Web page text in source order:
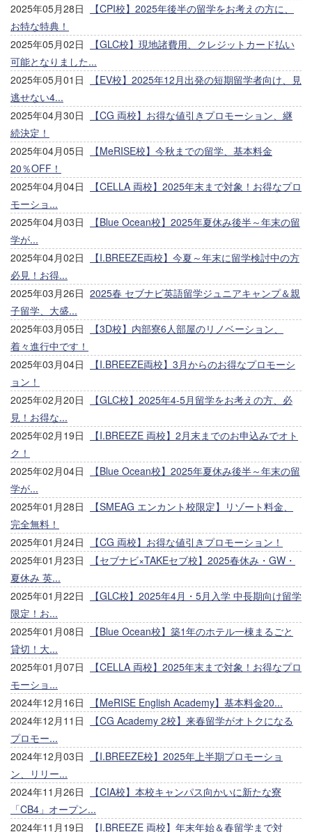
2025年05月28日
【CPI校】2025年後半の留学をお考えの方に、
お特な特典！
2025年05月02日
【GLC校】現地諸費用、クレジットカード払い
可能となりました...
2025年05月01日
【EV校】2025年12月出発の短期留学者向け、見
逃せない4...
2025年04月30日
【CG 両校】お得な値引きプロモーション、継
続決定！
2025年04月05日
【MeRISE校】今秋までの留学、基本料金
20％OFF！
2025年04月04日
【CELLA 両校】2025年末まで対象！お得なプロ
モーショ...
2025年04月03日
【Blue Ocean校】2025年夏休み後半～年末の留
学が...
2025年04月02日
【I.BREEZE両校】今夏～年末に留学検討中の方
必見！お得...
2025年03月26日 2025春 セブナビ英語留学ジュニアキャンプ＆親
子留学、大盛...
2025年03月05日
【3D校】内部寮6人部屋のリノベーション、
着々進行中です！
2025年03月04日
【I.BREEZE両校】3月からのお得なプロモーシ
ョン！
2025年02月20日
【GLC校】2025年4-5月留学をお考えの方、必
見！お得な...
2025年02月19日
【I.BREEZE 両校】2月末までのお申込みでオト
ク！
2025年02月04日
【Blue Ocean校】2025年夏休み後半～年末の留
学が...
2025年01月28日
【SMEAG エンカント校限定】リゾート料金、
完全無料！
2025年01月24日
【CG 両校】お得な値引きプロモーション！
2025年01月23日
【セブナビ×TAKEセブ校】2025春休み・GW・
夏休み 英...
2025年01月22日
【GLC校】2025年4月・5月入学 中長期向け留学
限定！お...
2025年01月08日
【Blue Ocean校】築1年のホテル一棟まるごと
貸切！大...
2025年01月07日
【CELLA 両校】2025年末まで対象！お得なプロ
モーショ...
2024年12月16日
【MeRISE English Academy】基本料金20...
2024年12月11日
【CG Academy 2校】来春留学がオトクになる
プロモー...
2024年12月03日
【I.BREEZE校】2025年上半期プロモーショ
ン、リリー...
2024年11月26日
【CIA校】本校キャンパス向かいに新たな寮
「CB4」オープン...
2024年11月19日
【I.BREEZE 両校】年末年始＆春留学まで対